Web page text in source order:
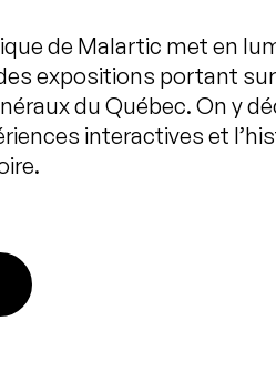
de Malartic met en
expositions portant
du Québec. On y
interactives et